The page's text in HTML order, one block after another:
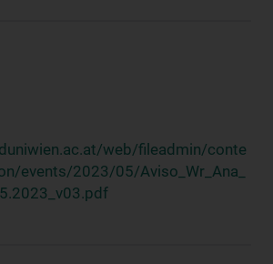
web/fileadmin/conte
events/2023/05/Aviso_Wr_Ana_